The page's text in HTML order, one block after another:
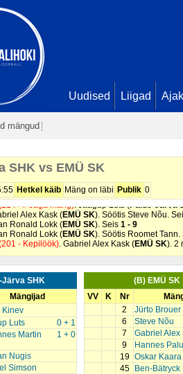
Uudised Liigad
mängud
SHK vs EMÜ SK
Hetkel käib Mäng on läbi Publik 0
Nõu (EMÜ SK
Nõu (EMÜ SK). Seis1 - 4
- Jõuline mäng/kukutamine)
Alex Kask (EMÜ SK). Seis1 - 6
Ronald Lokk (EMÜ SK). Söötis Steve Nõu.
- Peaga mäng). Jaagup Luts (Paide-Järva
Alex Kask (EMÜ SK). Söötis Steve Nõu.
Ronald Lokk (EMÜ SK). Seis 1 - 9
Ronald Lokk (EMÜ SK). Söötis Roomet Tann.
- Kepilöök). Gabriel Alex Kask (EMÜ SK). 2
Järva SHK
Mängijad
Kinev
0 + 1
Luts
1 + 0
Martin
Nugis
Simson
(B) EMÜ SK
VV
K Nr
2
Jürto Brouer
6
Steve Nõu
7
Gabriel Alex
9
Hannes Palu
19 Oskar Kaara
45
Ben-Bätryck